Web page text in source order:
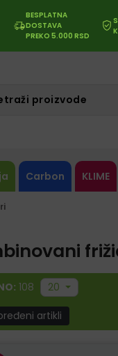
BESPLATNA
DOSTAVA
PREKO 5.000 RSD
Carbon KLIME
108 20
artikli